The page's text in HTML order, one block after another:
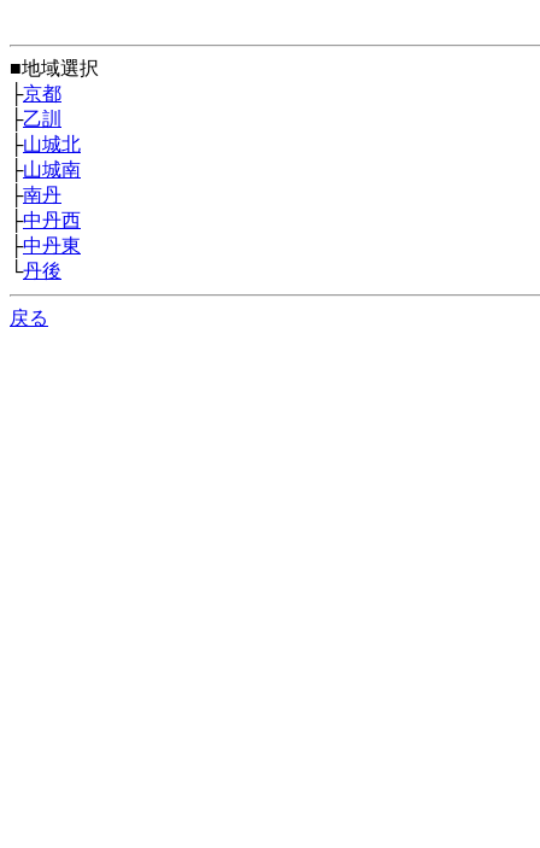
■地域選択
├京都
├乙訓
├山城北
├山城南
├南丹
├中丹西
├中丹東
└丹後
戻る